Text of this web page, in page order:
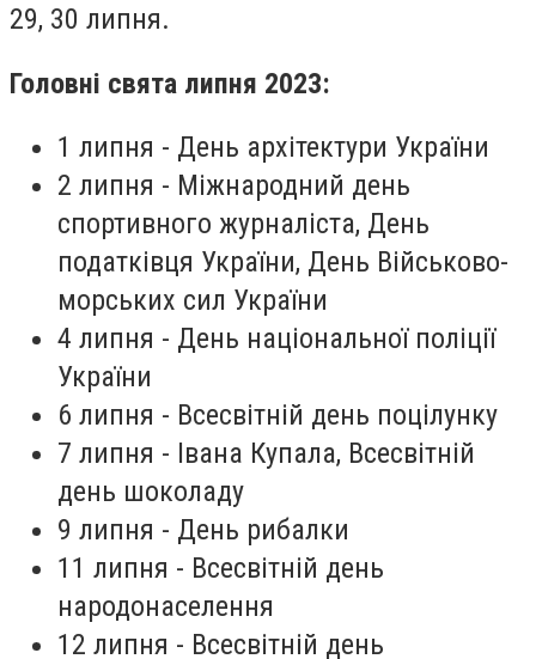
29, 30 липня.
Головні свята липня 2023:
1 липня - День архітектури України
2 липня - Міжнародний день
спортивного журналіста, День
податківця України, День Військово-
морських сил України
4 липня - День національної поліції
України
6 липня - Всесвітній день поцілунку
7 липня - Івана Купала, Всесвітній
день шоколаду
9 липня - День рибалки
11 липня - Всесвітній день
народонаселення
12 липня - Всесвітній день